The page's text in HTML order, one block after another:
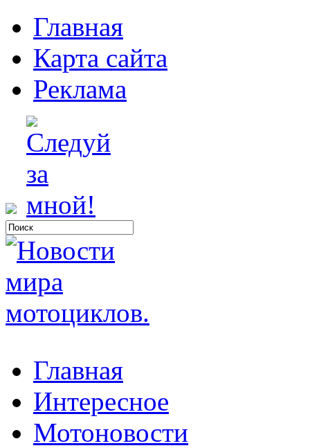
Главная
Карта сайта
Реклама
Главная
Интересное
Мотоновости